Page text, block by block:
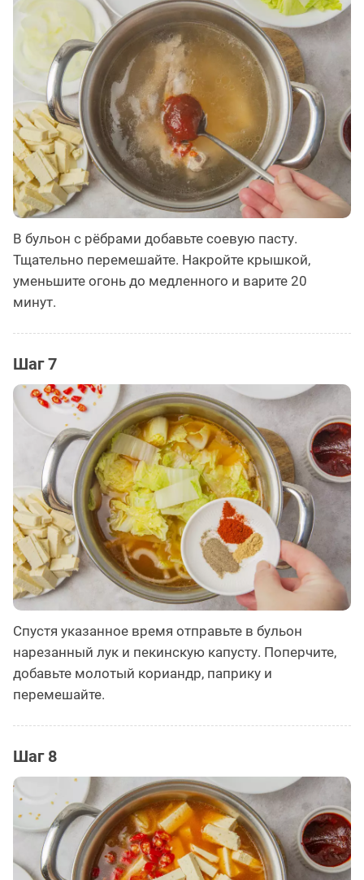
В бульон с рёбрами добавьте соевую пасту.
Тщательно перемешайте. Накройте крышкой,
уменьшите огонь до медленного и варите 20
минут.
Шаг 7
Спустя указанное время отправьте в бульон
нарезанный лук и пекинскую капусту. Поперчите,
добавьте молотый кориандр, паприку и
перемешайте.
Шаг 8